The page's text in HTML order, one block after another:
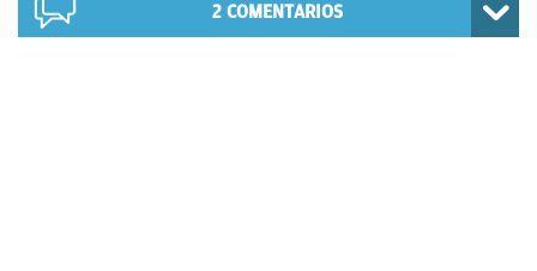
2 COMENTARIOS